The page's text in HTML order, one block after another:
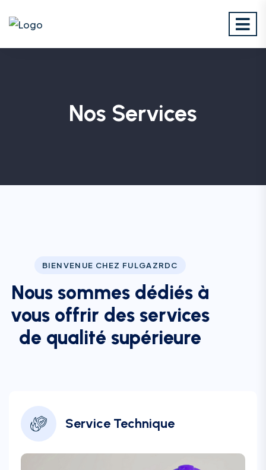
Nos Services
BIENVENUE CHEZ FULGAZRDC
Nous sommes dédiés à
vous offrir des services
de qualité supérieure
Service Technique